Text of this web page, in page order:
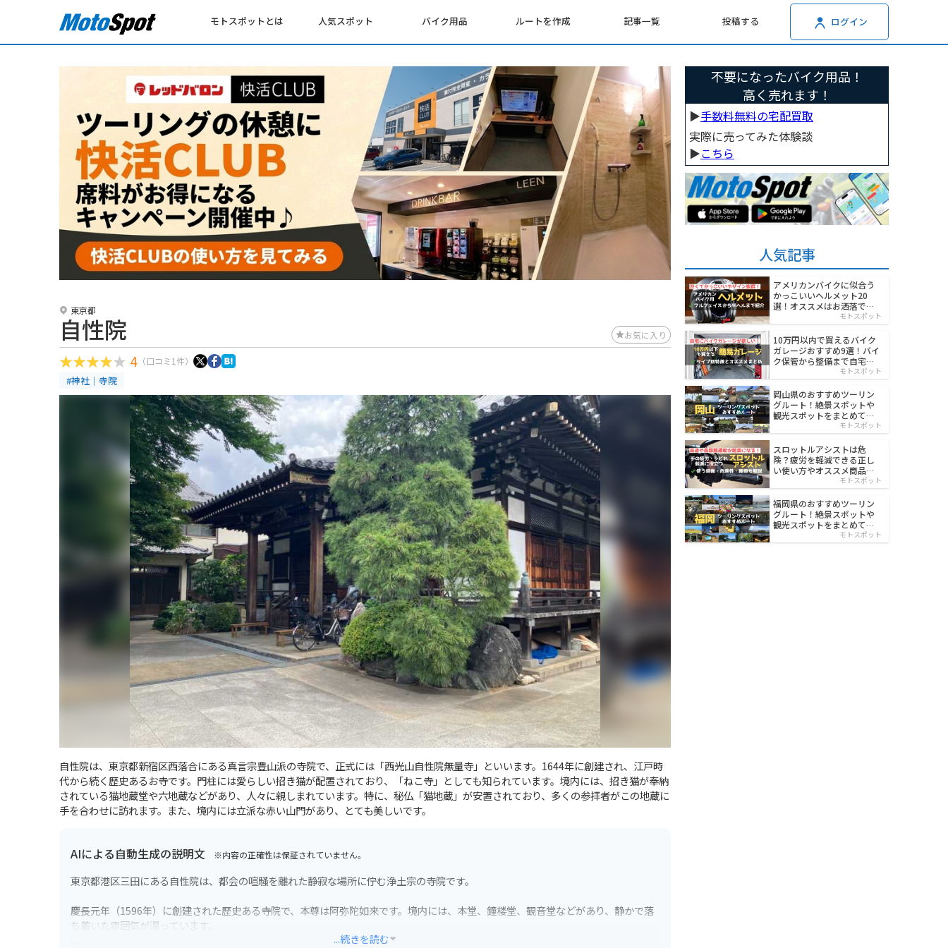
モトスポットとは 人気スポット バイク用品 ルートを作成 記事一覧 投稿する ログイン
東京都
自性院 お気に入り
4 （口コミ1件）
#神社｜寺院
自性院は、東京都新宿区西落合にある真言宗豊山派の寺院で、正式には「西光山自性院無量寺」といいます。1644年に創建され、江戸時
代から続く歴史あるお寺です。門柱には愛らしい招き猫が配置されており、「ねこ寺」としても知られています。境内には、招き猫が奉納
されている猫地蔵堂や六地蔵などがあり、人々に親しまれています。特に、秘仏「猫地蔵」が安置されており、多くの参拝者がこの地蔵に
手を合わせに訪れます。また、境内には立派な赤い山門があり、とても美しいです。
AIによる自動生成の説明文 ※内容の正確性は保証されていません。
東京都港区三田にある自性院は、都会の喧騒を離れた静寂な場所に佇む浄土宗の寺院です。
慶長元年（1596年）に創建された歴史ある寺院で、本尊は阿弥陀如来です。境内には、本堂、鐘楼堂、観音堂などがあり、静かで落
ち着いた雰囲気が漂っています。
...続きを読む
不要になったバイク用品！
高く売れます！
▶︎手数料無料の宅配買取
実際に売ってみた体験談
▶︎こちら
人気記事
アメリカンバイクに似合う
かっこいいヘルメット20
選！オススメはお洒落でワ
モトスポット
10万円以内で買えるバイク
ガレージおすすめ9選！バイ
ク保管から整備まで自宅で
モトスポット
岡山県のおすすめツーリン
グルート！絶景スポットや
観光スポットをまとめて紹
モトスポット
スロットルアシストは危
険？疲労を軽減できる正し
い使い方やオススメ商品を
モトスポット
福岡県のおすすめツーリン
グルート！絶景スポットや
観光スポットをまとめて紹
モトスポット